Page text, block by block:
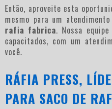
Então, aproveite esta
mesmo para um
rafia fabrica. Nossa
capacitados, com um
você.
RÁFIA PRESS,
PARA SACO DE